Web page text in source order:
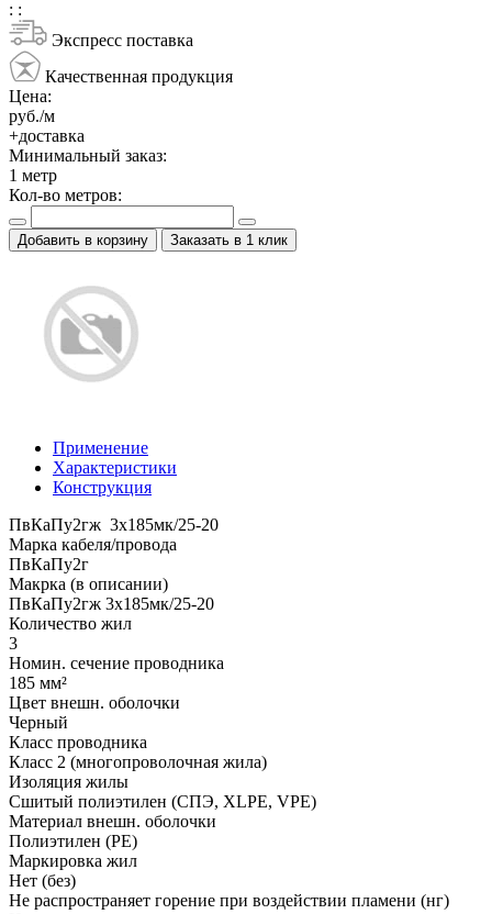
: :
Экспресс поставка
Качественная продукция
Цена:
руб./м
+доставка
Минимальный заказ:
1 метр
Кол-во метров:
Добавить в корзину Заказать в 1 клик
Применение
Характеристики
Конструкция
ПвКаПу2гж 3x185мк/25-20
Марка кабеля/провода
ПвКаПу2г
Макрка (в описании)
ПвКаПу2гж 3x185мк/25-20
Количество жил
3
Номин. сечение проводника
185 мм²
Цвет внешн. оболочки
Черный
Класс проводника
Класс 2 (многопроволочная жила)
Изоляция жилы
Сшитый полиэтилен (СПЭ, XLPE, VPE)
Материал внешн. оболочки
Полиэтилен (PE)
Маркировка жил
Нет (без)
Не распространяет горение при воздействии пламени (нг)